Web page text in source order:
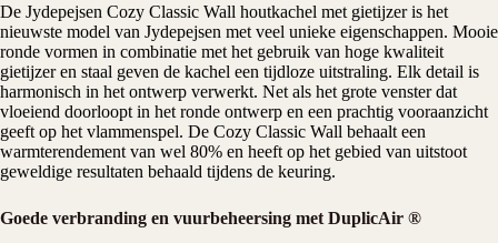
De Jydepejsen Cozy Classic Wall houtkachel met gietijzer is het
nieuwste model van Jydepejsen met veel unieke eigenschappen. Mooie
ronde vormen in combinatie met het gebruik van hoge kwaliteit
gietijzer en staal geven de kachel een tijdloze uitstraling. Elk detail is
harmonisch in het ontwerp verwerkt. Net als het grote venster dat
vloeiend doorloopt in het ronde ontwerp en een prachtig vooraanzicht
geeft op het vlammenspel. De Cozy Classic Wall behaalt een
warmterendement van wel 80% en heeft op het gebied van uitstoot
geweldige resultaten behaald tijdens de keuring.
Goede verbranding en vuurbeheersing met DuplicAir ®